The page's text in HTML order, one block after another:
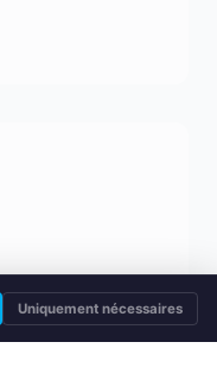
Uniquement nécessaires